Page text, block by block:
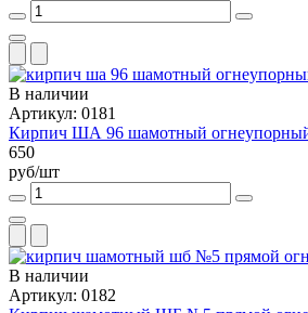
В наличии
Артикул: 0181
Кирпич ША 96 шамотный
650
руб/шт
В наличии
Артикул: 0182